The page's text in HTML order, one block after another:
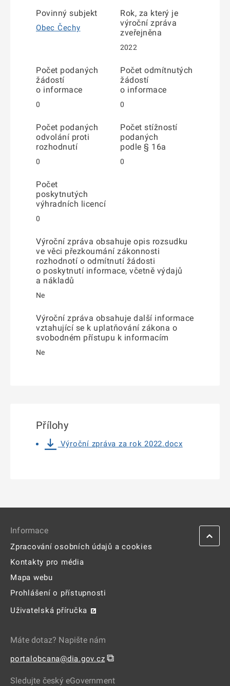
Povinný subjekt
Obec Čechy
Rok, za který je
výroční zpráva
zveřejněna
2022
Počet podaných
žádostí
o informace
0
Počet odmítnutých
žádostí
o informace
0
Počet podaných
odvolání proti
rozhodnutí
0
Počet stížností
podaných
podle § 16a
0
Počet
poskytnutých
výhradních licencí
0
Výroční zpráva obsahuje opis rozsudku
ve věci přezkoumání zákonnosti
rozhodnotí o odmítnutí žádosti
o poskytnutí informace, včetně výdajů
a nákladů
Ne
Výroční zpráva obsahuje další informace
vztahující se k uplatňování zákona o
svobodném přístupu k informacím
Ne
Přílohy
Výroční zpráva za rok 2022.docx
Informace
Zpracování osobních údajů a cookies
Kontakty pro média
Mapa webu
Prohlášení o přístupnosti
Uživatelská příručka
Máte dotaz? Napište nám
portalobcana@dia.gov.cz ⧉
Sledujte český eGovernment